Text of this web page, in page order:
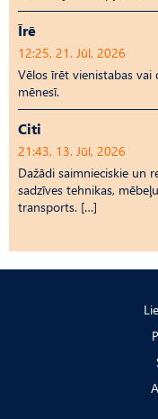
Īrē
12:25, 21. Jūl, 2026
Vēlos īrēt vienistabas vai
mēnesī.
Citi
21:43, 13. Jūl, 2026
Dažādi saimnieciskie un
sadzīves tehnikas,
transports. […]